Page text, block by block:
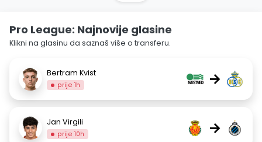
Pro League: Najnovije glasine
Klikni na glasinu da saznaš više o transferu.
Bertram Kvist
prije 1h →
Jan Virgili
prije 10h →